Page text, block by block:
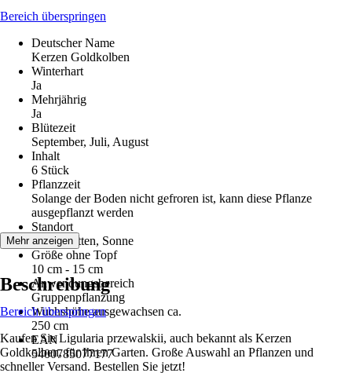
Bereich überspringen
Deutscher Name
Kerzen Goldkolben
Winterhart
Ja
Mehrjährig
Ja
Blütezeit
September, Juli, August
Inhalt
6 Stück
Pflanzzeit
Solange der Boden nicht gefroren ist, kann diese Pflanze
ausgepflanzt werden
Standort
Halbschatten, Sonne
Größe ohne Topf
10 cm - 15 cm
Anwendungsbereich
Gruppenpflanzung
Wuchshöhe ausgewachsen ca.
250 cm
EAN
5400785077177
Mehr anzeigen
Beschreibung
Bereich überspringen
Kaufen Sie Ligularia przewalskii, auch bekannt als Kerzen
Goldkolben, für Ihren Garten. Große Auswahl an Pflanzen und
schneller Versand. Bestellen Sie jetzt!